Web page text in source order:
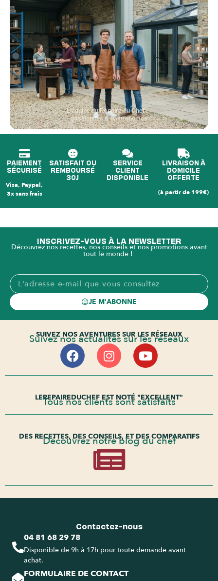
L'équipe du Repaire du Chef —
passionnés & gastronomes
PAIEMENT
SÉCURISÉ
Visa, Paypal,
3x sans frais
SATISFAIT OU
REMBOURSÉ
30J
SERVICE
CLIENT
DISPONIBLE
LIVRAISON À
DOMICILE
OFFERTE
(à partir de 199€)
INSCRIVEZ-VOUS À LA NEWSLETTER
Découvrez nos recettes, nos conseils et nos promotions avant
tout le monde !
JE M'ABONNE
SUIVEZ NOS AVENTURES SUR LES RÉSEAUX
Suivez nos actualités sur les réseaux
LEREPAIREDUCHEF EST NOTÉ "EXCELLENT"
Tous nos clients sont satisfaits
DES RECETTES, DES CONSEILS, ET DES COMPARATIFS
Découvrez notre blog du chef
Contactez-nous
04 81 68 29 78
Disponible de 9h à 17h pour toute demande avant
achat.
FORMULAIRE DE CONTACT